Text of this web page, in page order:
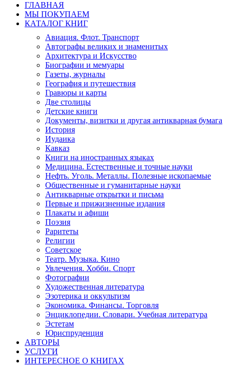
ГЛАВНАЯ
МЫ ПОКУПАЕМ
КАТАЛОГ КНИГ
Авиация. Флот. Транспорт
Автографы великих и знаменитых
Архитектура и Искусство
Биографии и мемуары
Газеты, журналы
География и путешествия
Гравюры и карты
Две столицы
Детские книги
Документы, визитки и другая антикварная бумага
История
Иудаика
Кавказ
Книги на иностранных языках
Медицина. Естественные и точные науки
Нефть. Уголь. Металлы. Полезные ископаемые
Общественные и гуманитарные науки
Антикварные открытки и письма
Первые и прижизненные издания
Плакаты и афиши
Поэзия
Раритеты
Религии
Советское
Театр. Музыка. Кино
Увлечения. Хобби. Спорт
Фотографии
Художественная литература
Эзотерика и оккультизм
Экономика. Финансы. Торговля
Энциклопедии. Словари. Учебная литература
Эстетам
Юриспруденция
АВТОРЫ
УСЛУГИ
ИНТЕРЕСНОЕ О КНИГАХ